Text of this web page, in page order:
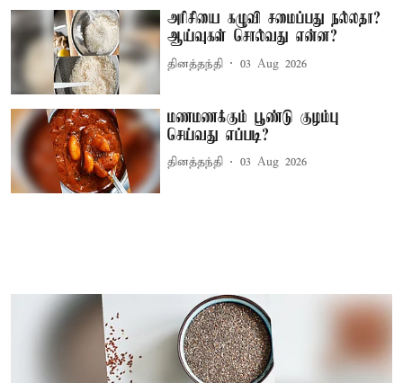
அரிசியை கழுவி சமைப்பது நல்லதா?
ஆய்வுகள் சொல்வது என்ன?
தினத்தந்தி 03 Aug 2026
மணமணக்கும் பூண்டு குழம்பு
செய்வது எப்படி?
தினத்தந்தி 03 Aug 2026